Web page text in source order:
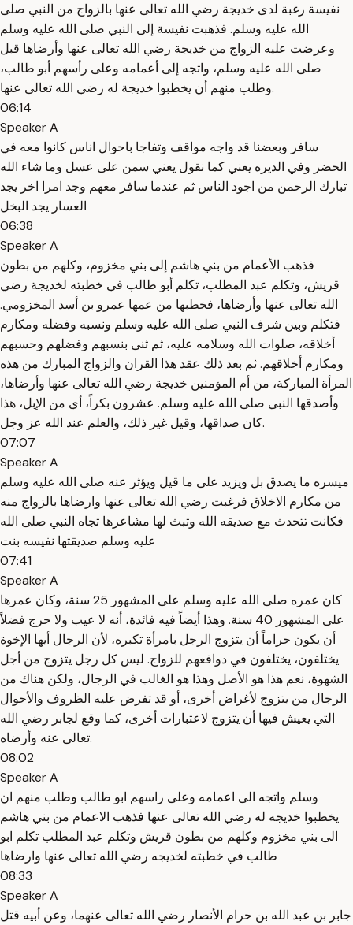
نفيسة رغبة لدى خديجة رضي الله تعالى عنها بالزواج من النبي صلى
الله عليه وسلم. فذهبت نفيسة إلى النبي صلى الله عليه وسلم
وعرضت عليه الزواج من خديجة رضي الله تعالى عنها وأرضاها قبل
صلى الله عليه وسلم، واتجه إلى أعمامه وعلى رأسهم أبو طالب،
وطلب منهم أن يخطبوا خديجة له رضي الله تعالى عنها.
06:14
Speaker A
سافر وبعضنا قد واجه مواقف وتفاجا باحوال اناس كانوا معه في
الحضر وفي الديره يعني كما نقول يعني سمن على عسل وما شاء الله
تبارك الرحمن من اجود الناس ثم عندما سافر معهم وجد امرا اخر يجد
العسار يجد البخل
06:38
Speaker A
فذهب الأعمام من بني هاشم إلى بني مخزوم، وكلهم من بطون
قريش، وتكلم عبد المطلب، تكلم أبو طالب في خطبته لخديجة رضي
الله تعالى عنها وأرضاها، فخطبها من عمها عمرو بن أسد المخزومي.
فتكلم وبين شرف النبي صلى الله عليه وسلم ونسبه وفضله ومكارم
أخلاقه، صلوات الله وسلامه عليه، ثم ثنى بنسبهم وفضلهم وحسبهم
ومكارم أخلاقهم. ثم بعد ذلك عقد هذا القران والزواج المبارك من هذه
المرأة المباركة، من أم المؤمنين خديجة رضي الله تعالى عنها وأرضاها،
وأصدقها النبي صلى الله عليه وسلم. عشرون بكراً، أي من الإبل، هذا
كان صداقها، وقيل غير ذلك، والعلم عند الله عز وجل.
07:07
Speaker A
ميسره ما يصدق بل ويزيد على ما قيل ويؤثر عنه صلى الله عليه وسلم
من مكارم الاخلاق فرغبت رضي الله تعالى عنها وارضاها بالزواج منه
فكانت تتحدث مع صديقه الله وتبث لها مشاعرها تجاه النبي صلى الله
عليه وسلم صديقتها نفيسه بنت
07:41
Speaker A
كان عمره صلى الله عليه وسلم على المشهور 25 سنة، وكان عمرها
على المشهور 40 سنة. وهذا أيضاً فيه فائدة، أنه لا عيب ولا حرج فضلاً
أن يكون حراماً أن يتزوج الرجل بامرأة تكبره، لأن الرجال أيها الإخوة
يختلفون، يختلفون في دوافعهم للزواج. ليس كل رجل يتزوج من أجل
الشهوة، نعم هذا هو الأصل وهذا هو الغالب في الرجال، ولكن هناك من
الرجال من يتزوج لأغراض أخرى، أو قد تفرض عليه الظروف والأحوال
التي يعيش فيها أن يتزوج لاعتبارات أخرى، كما وقع لجابر رضي الله
تعالى عنه وأرضاه.
08:02
Speaker A
وسلم واتجه الى اعمامه وعلى راسهم ابو طالب وطلب منهم ان
يخطبوا خديجه له رضي الله تعالى عنها فذهب الاعمام من بني هاشم
الى بني مخزوم وكلهم من بطون قريش وتكلم عبد المطلب تكلم ابو
طالب في خطبته لخديجه رضي الله تعالى عنها وارضاها
08:33
Speaker A
جابر بن عبد الله بن حرام الأنصار رضي الله تعالى عنهما، وعن أبيه قتل